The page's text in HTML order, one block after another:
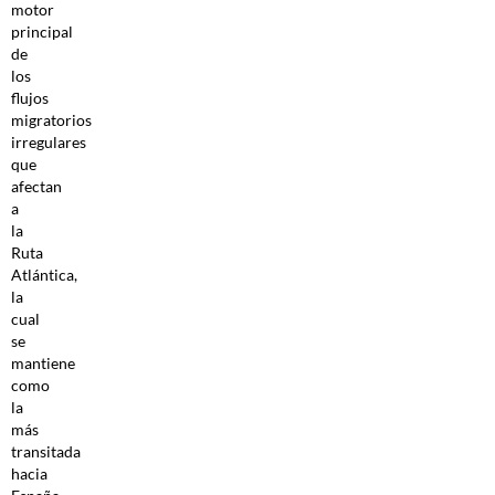
motor
principal
de
los
flujos
migratorios
irregulares
que
afectan
a
la
Ruta
Atlántica,
la
cual
se
mantiene
como
la
más
transitada
hacia